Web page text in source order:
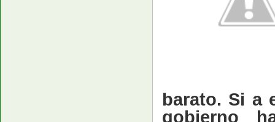
barato. Si a
gobierno